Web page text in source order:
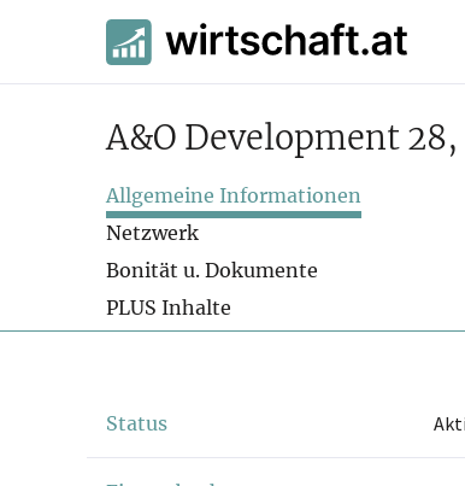
A&O Development 28,
Allgemeine Informationen
Netzwerk
Bonität u. Dokumente
PLUS Inhalte
Status